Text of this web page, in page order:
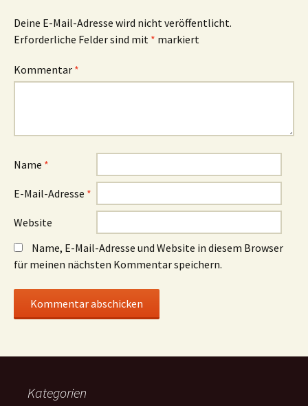
Deine E-Mail-Adresse wird nicht veröffentlicht.
Erforderliche Felder sind mit * markiert
Kommentar *
Name *
E-Mail-Adresse *
Website
Name, E-Mail-Adresse und Website in diesem Browser
für meinen nächsten Kommentar speichern.
Kategorien